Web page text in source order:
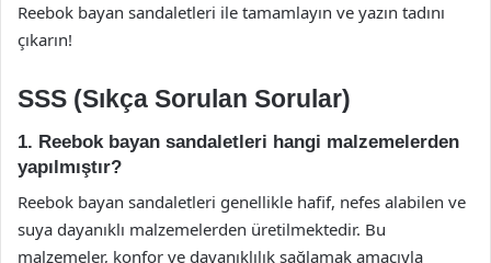
Reebok bayan sandaletleri ile tamamlayın ve yazın tadını
çıkarın!
SSS (Sıkça Sorulan Sorular)
1. Reebok bayan sandaletleri hangi malzemelerden
yapılmıştır?
Reebok bayan sandaletleri genellikle hafif, nefes alabilen ve
suya dayanıklı malzemelerden üretilmektedir. Bu
malzemeler, konfor ve dayanıklılık sağlamak amacıyla